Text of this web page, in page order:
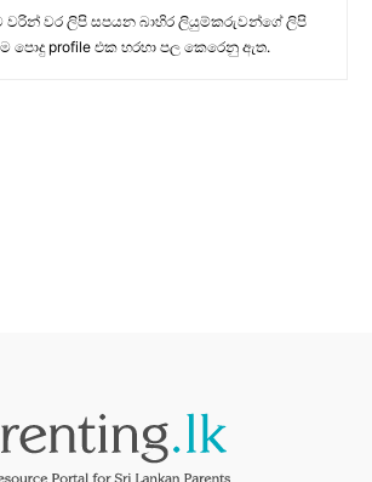
වරින් වර ලිපි සපයන බාහිර ලියුම්කරුවන්ගේ ලිපි
පොදු profile එක හරහා පල කෙරෙනු ඇත.